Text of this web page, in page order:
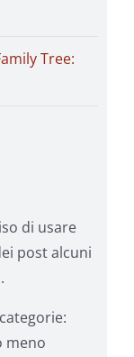
Tree:
di usare
post alcuni
meno